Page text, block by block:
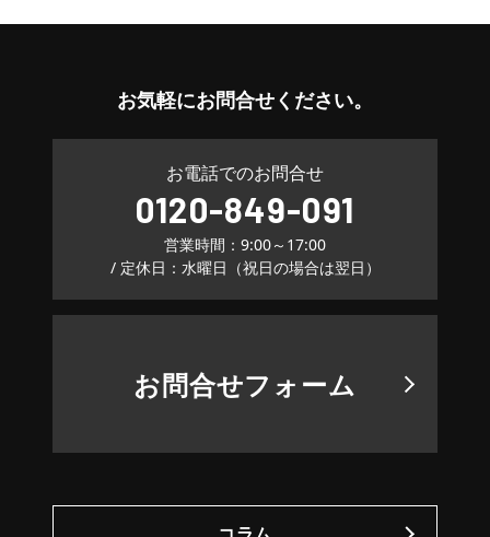
お気軽にお問合せください。
お電話でのお問合せ
0120-849-091
営業時間：9:00～17:00
/ 定休日：水曜日（祝日の場合は翌日）
お問合せフォーム